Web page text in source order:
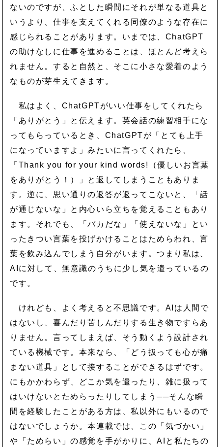
ないのですが、ふとした瞬間にそれが単なる道具と
いうより、仕事を支えてくれる同僚のような存在に
感じられることがあります。いまでは、ChatGPT
の助けなしに仕事を進めることは、ほとんど考えら
れません。すると自然と、そこに小さな愛着のよう
なものが芽生えてきます。
私はよく、ChatGPTがいい仕事をしてくれたら
「ありがとう」と伝えます。英会話の練習相手にな
ってもらっているとき、ChatGPTが「とても上手
になっていますよ」みたいに言ってくれたら、
「Thank you for your kind words!（優しいお言葉
をありがとう！）」と返してしまうこともありま
す。逆に、思い通りの返答が返ってこないと、「話
が通じないな」と内心いら立ちを覚えることもあり
ます。それでも、「バカだな」「使えないな」とい
ったきつい言葉を投げかけることはためらわれ、言
葉を飲み込んでしまう自分がいます。つまり私は、
AIに対して、無意識のうちに少し気を遣っているの
です。
けれども、よく考えると不思議です。AIは人間で
はないし、喜んだり苦しんだりする生き物ですらあ
りません。言ってしまえば、そう動くよう設計され
ている機械です。本来なら、「どう扱っても心が痛
まない道具」として接することができるはずです。
にもかかわらず、どこか気を遣ったり、雑に扱って
はいけないとためらったりしてしまう──そんな瞬
間を経験したことがある方は、私以外にもいるので
はないでしょうか。本連載では、この「気づかい」
や「ためらい」の感覚を手がかりに、AIと私たちの